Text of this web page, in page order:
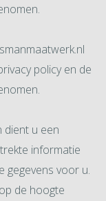
policy en de
dient u een
informatie
gegevens voor u.
de hoogte